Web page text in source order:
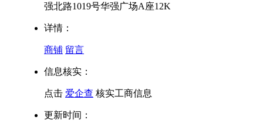
强北路1019号华强广场A座12K
详情：
商铺 留言
信息核实：
点击 爱企查 核实工商信息
更新时间：